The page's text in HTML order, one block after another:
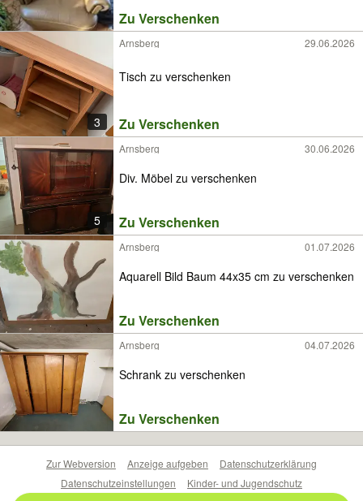
Zu Verschenken
3
Arnsberg 29.06.2026
Tisch zu verschenken
Zu Verschenken
5
Arnsberg 30.06.2026
Div. Möbel zu verschenken
Zu Verschenken
Arnsberg 01.07.2026
Aquarell Bild Baum 44x35 cm zu verschenken
Zu Verschenken
Arnsberg 04.07.2026
Schrank zu verschenken
Zu Verschenken
Zur Webversion Anzeige aufgeben
Datenschutzerklärung
Datenschutzeinstellungen
Kinder- und Jugendschutz